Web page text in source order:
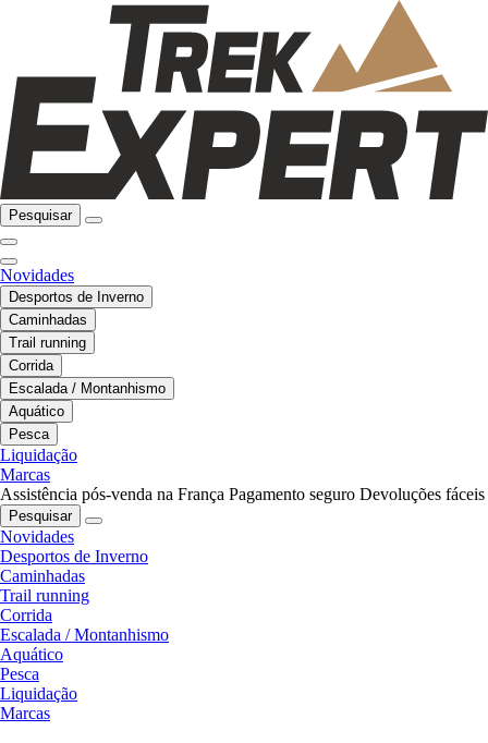
Pesquisar
Novidades
Desportos de Inverno
Caminhadas
Trail running
Corrida
Escalada / Montanhismo
Aquático
Pesca
Liquidação
Marcas
Assistência pós-venda na França Pagamento seguro Devoluções fáceis
Pesquisar
Novidades
Desportos de Inverno
Caminhadas
Trail running
Corrida
Escalada / Montanhismo
Aquático
Pesca
Liquidação
Marcas